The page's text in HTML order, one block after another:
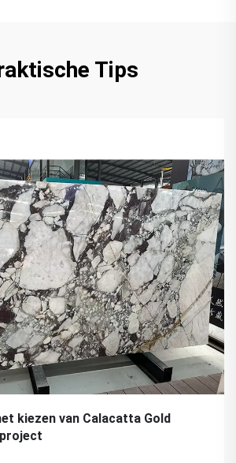
Tips
kiezen van Calacatta Gold